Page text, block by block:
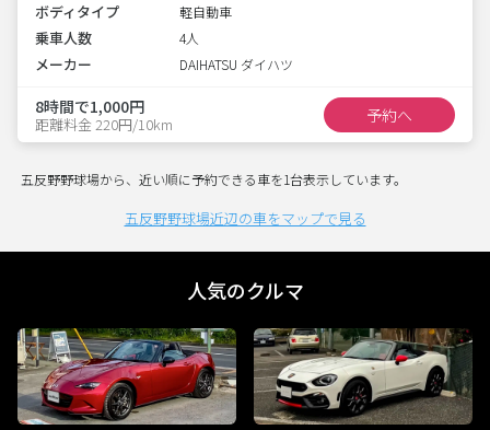
ボディタイプ 軽自動車
乗車人数 4人
メーカー DAIHATSU ダイハツ
8時間で1,000円
距離料金 220円/10km 予約へ
五反野野球場から、近い順に予約できる車を1台表示しています。
五反野野球場近辺の車をマップで見る
人気のクルマ